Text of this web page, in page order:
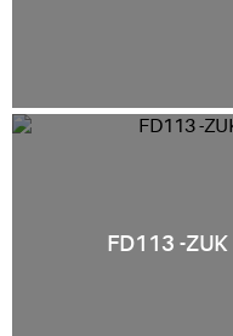
FD113 -